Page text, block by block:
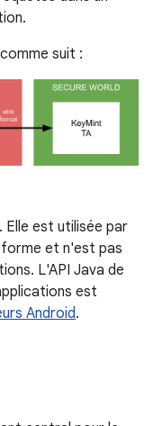
suit :
Elle est utilisée par
et n'est pas
L'API Java de
est
Android.